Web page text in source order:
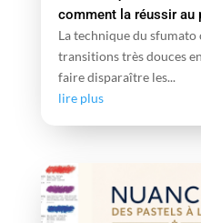
comment la réussir au
La technique du sfumato
transitions très douces
faire disparaître les...
lire plus